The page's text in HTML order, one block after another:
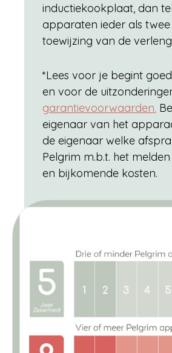
inductiekookplaat, dan
apparaten ieder als
toewijzing van de
*Lees voor je begint goed
en voor de
garantievoorwaarden.
eigenaar van het
de eigenaar welke
Pelgrim m.b.t. het
en bijkomende kosten.